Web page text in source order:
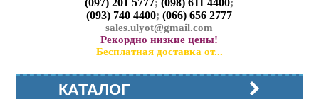
(097) 201 5777;(098) 611 4400;
(093) 740 4400;(066) 656 2777
sales.ulyot@gmail.com
Рекордно низкие цены!
Бесплатная доставка от...
КАТАЛОГ